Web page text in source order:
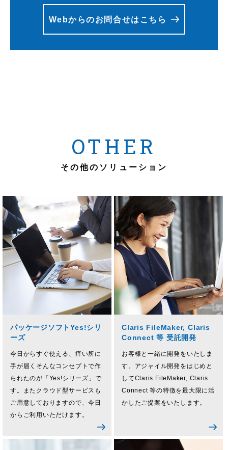
Webからのお問合せはこちら
OTHER
その他のソリューション
パッケージソフトYes!シリ
ーズ
今日からすぐ使える、痒い所に
手が届くそんなコンセプトで作
られたのが「Yes!シリーズ」で
す。またクラウド型サービスも
ご用意しておりますので、今日
からご利用いただけます。
Claris FileMaker, Claris
Connect 等 受託開発
お客様と一緒に開発をいたしま
す。アジャイル開発をはじめと
してClaris FileMaker, Claris
Connect 等の特徴を最大限に活
かしたご提案をいたします。